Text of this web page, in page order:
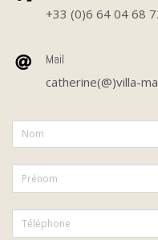
+33 (0)6 64 04 68
Mail
catherine(@)villa-